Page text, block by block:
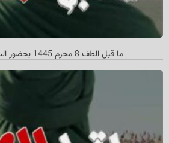
ما قبل الطف 8 محرم 1445 بحضور السيد ياسر قطيش